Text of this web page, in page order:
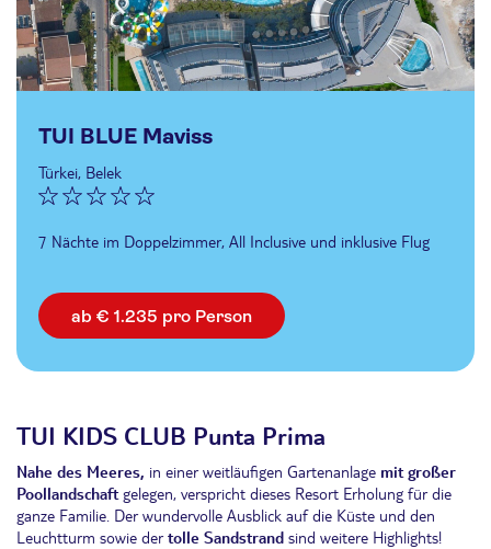
TUI BLUE Maviss
Türkei, Belek
7 Nächte im Doppelzimmer, All Inclusive und inklusive Flug
ab € 1.235 pro Person
TUI KIDS CLUB Punta Prima
Nahe des Meeres, in einer weitläufigen Gartenanlage mit großer
Poollandschaftgelegen, verspricht dieses Resort Erholung für die
ganze Familie. Der wundervolle Ausblick auf die Küste und den
Leuchtturm sowie dertolle Sandstrand sind weitere Highlights!